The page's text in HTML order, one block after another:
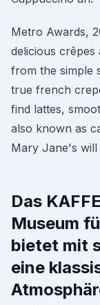
Metro Awards,
delicious crêpes
from the simple
true french
find lattes,
also known as
Mary Jane's
Das
Museum
bietet mit
eine